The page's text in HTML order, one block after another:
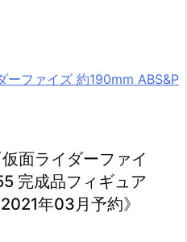
ーファイズ 約190mm ABS&P
面ライダーファイ
完成品フィギュア
年03月予約》